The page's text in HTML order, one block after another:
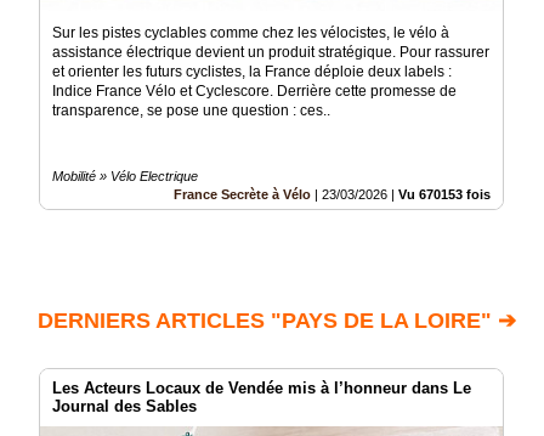
Sur les pistes cyclables comme chez les vélocistes, le vélo à
assistance électrique devient un produit stratégique. Pour rassurer
et orienter les futurs cyclistes, la France déploie deux labels :
Indice France Vélo et Cyclescore. Derrière cette promesse de
transparence, se pose une question : ces..
Mobilité » Vélo Electrique
France Secrète à Vélo | 23/03/2026 | Vu 670153 fois
DERNIERS ARTICLES "PAYS DE LA LOIRE" ➔
Les Acteurs Locaux de Vendée mis à l’honneur dans Le
Journal des Sables